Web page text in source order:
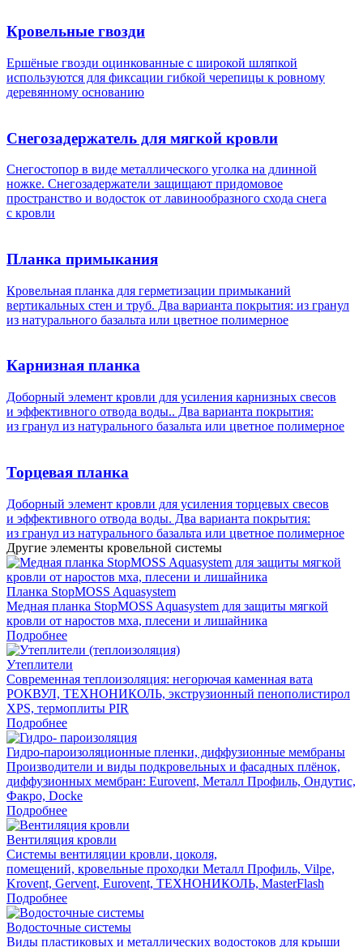
Кровельные гвозди
Ершёные гвозди оцинкованные с широкой шляпкой
используются для фиксации гибкой черепицы к ровному
деревянному основанию
Снегозадержатель для мягкой кровли
Снегостопор в виде металлического уголка на длинной
ножке. Снегозадержатели защищают придомовое
пространство и водосток от лавинообразного схода снега
с кровли
Планка примыкания
Кровельная планка для герметизации примыканий
вертикальных стен и труб. Два варианта покрытия: из гранул
из натурального базальта или цветное полимерное
Карнизная планка
Доборный элемент кровли для усиления карнизных свесов
и эффективного отвода воды.. Два варианта покрытия:
из гранул из натурального базальта или цветное полимерное
Торцевая планка
Доборный элемент кровли для усиления торцевых свесов
и эффективного отвода воды. Два варианта покрытия:
из гранул из натурального базальта или цветное полимерное
Другие элементы кровельной системы
Планка StopMOSS Aquasystem
Медная планка StopMOSS Aquasystem для защиты мягкой
кровли от наростов мха, плесени и лишайника
Подробнее
Утеплители
Современная теплоизоляция: негорючая каменная вата
РОКВУЛ, ТЕХНОНИКОЛЬ, экструзионный пенополистирол
XPS, термоплиты PIR
Подробнее
Гидро-пароизоляционные пленки, диффузионные мембраны
Производители и виды подкровельных и фасадных плёнок,
диффузионных мембран: Eurovent, Металл Профиль, Ондутис,
Факро, Docke
Подробнее
Вентиляция кровли
Системы вентиляции кровли, цоколя,
помещений, кровельные проходки Металл Профиль, Vilpe,
Krovent, Gervent, Eurovent, ТЕХНОНИКОЛЬ, MasterFlash
Подробнее
Водосточные системы
Виды пластиковых и металлических водостоков для крыши